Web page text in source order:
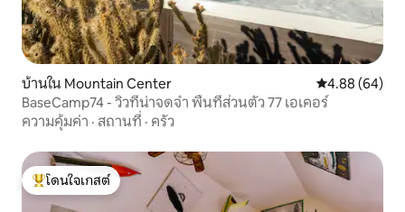
บ้านใน Mountain Center คะแนนเฉลี่ย
4.88 (64)
BaseCamp74 - วิวที่น่าจดจำ พื้นที่ส่วนตัว 77 เอเคอร์
ความคุ้มค่า · สถานที่ · ครัว
โดนใจเกสต์ที่สุด
โดนใจเกสต์